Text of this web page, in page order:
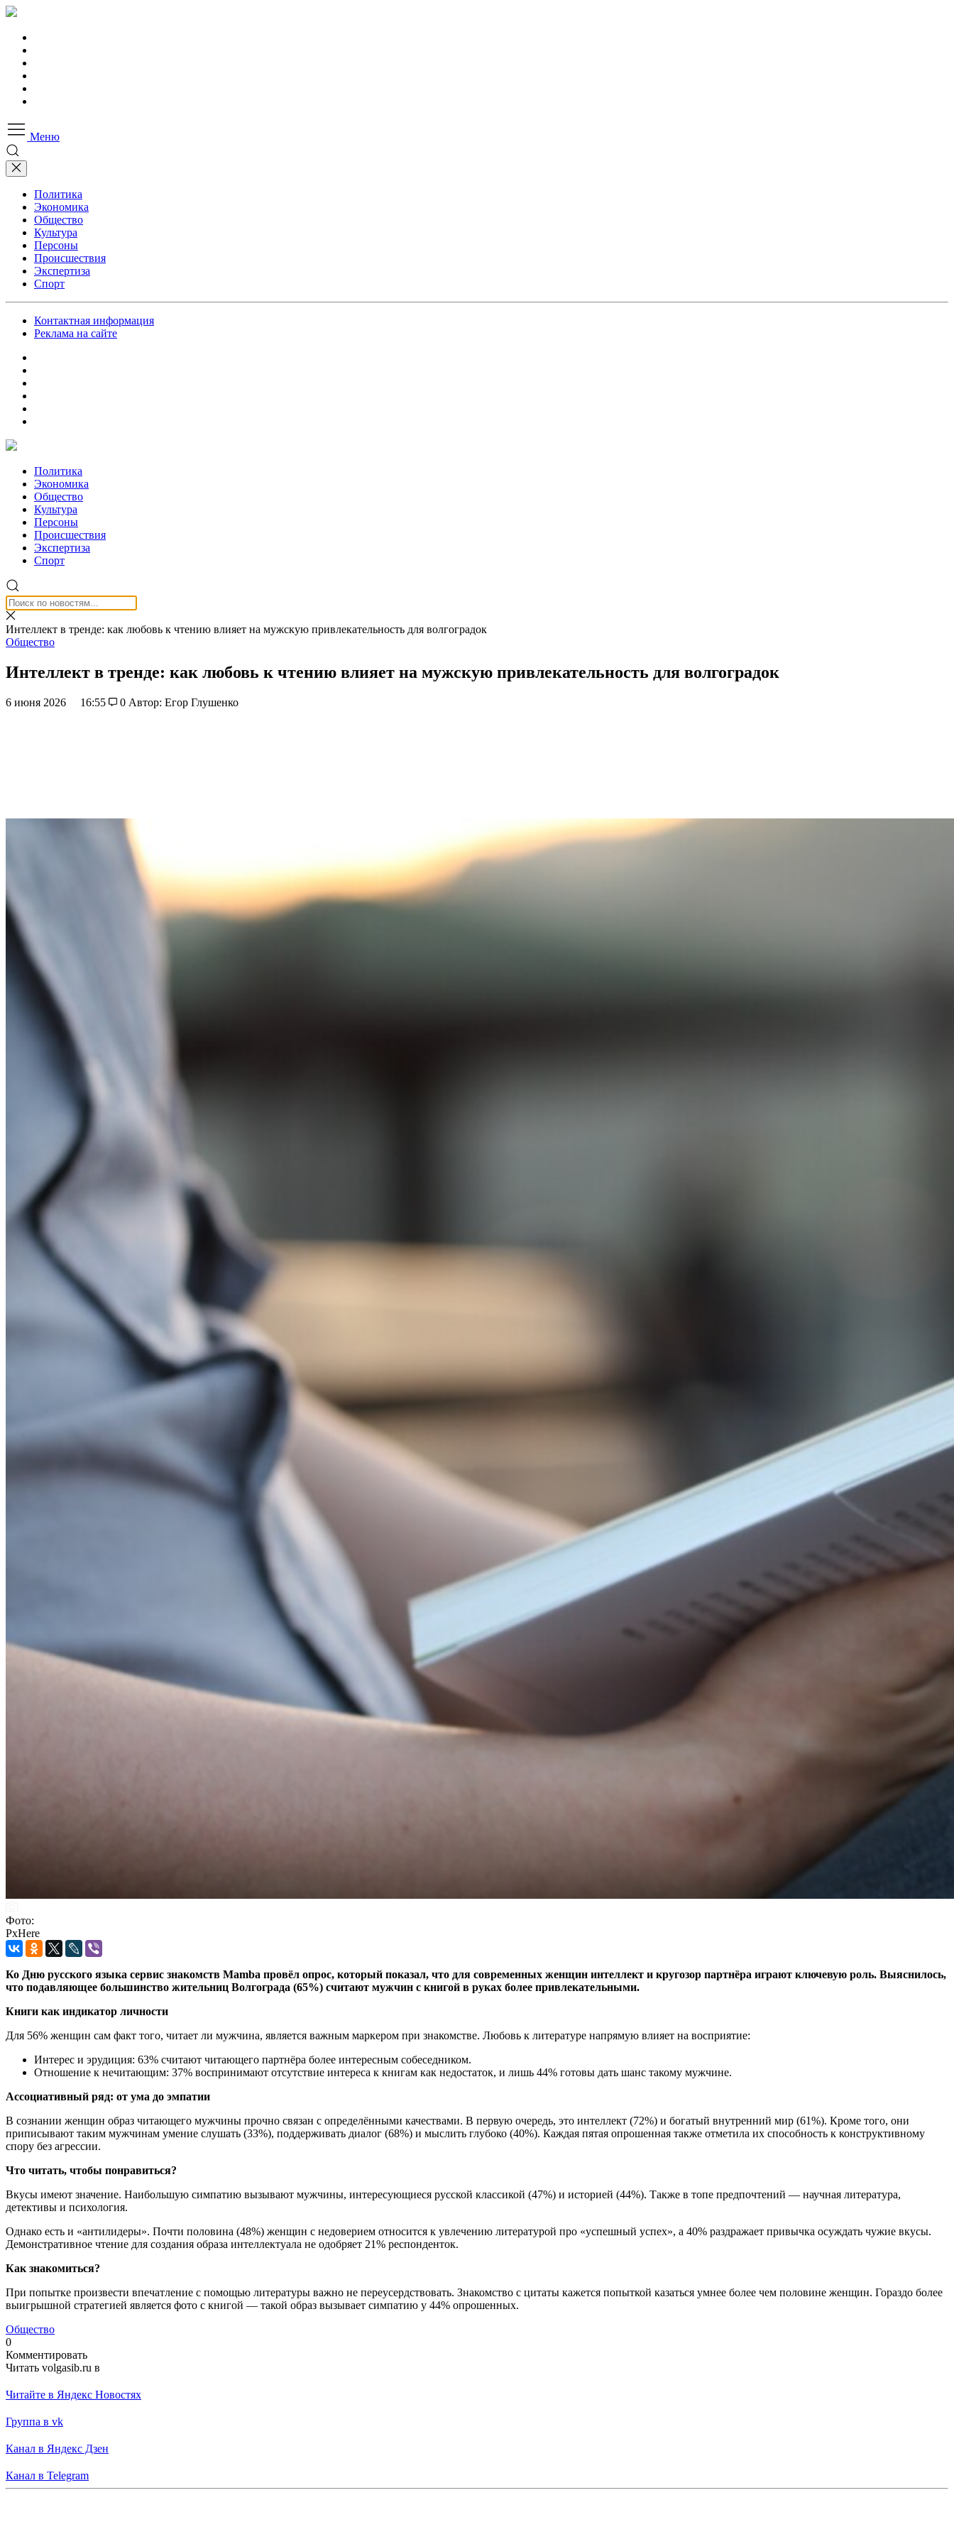
Меню
Политика
Экономика
Общество
Культура
Персоны
Происшествия
Экспертиза
Спорт
Контактная информация
Реклама на сайте
Политика
Экономика
Общество
Культура
Персоны
Происшествия
Экспертиза
Спорт
Интеллект в тренде: как любовь к чтению влияет на мужскую привлекательность для волгоградок
Общество
Интеллект в тренде: как любовь к чтению влияет на мужскую привлекательность для волгоградок
6 июня 2026 16:55 0 Автор: Егор Глушенко
Фото:
PxHere
Ко Дню русского языка сервис знакомств Mamba провёл опрос, который показал, что для современных женщин интеллект и кругозор партнёра играют ключевую роль. Выяснилось,
что подавляющее большинство жительниц Волгограда (65%) считают мужчин с книгой в руках более привлекательными.
Книги как индикатор личности
Для 56% женщин сам факт того, читает ли мужчина, является важным маркером при знакомстве. Любовь к литературе напрямую влияет на восприятие:
Интерес и эрудиция: 63% считают читающего партнёра более интересным собеседником.
Отношение к нечитающим: 37% воспринимают отсутствие интереса к книгам как недостаток, и лишь 44% готовы дать шанс такому мужчине.
Ассоциативный ряд: от ума до эмпатии
В сознании женщин образ читающего мужчины прочно связан с определёнными качествами. В первую очередь, это интеллект (72%) и богатый внутренний мир (61%). Кроме того, они
приписывают таким мужчинам умение слушать (33%), поддерживать диалог (68%) и мыслить глубоко (40%). Каждая пятая опрошенная также отметила их способность к конструктивному
спору без агрессии.
Что читать, чтобы понравиться?
Вкусы имеют значение. Наибольшую симпатию вызывают мужчины, интересующиеся русской классикой (47%) и историей (44%). Также в топе предпочтений — научная литература,
детективы и психология.
Однако есть и «антилидеры». Почти половина (48%) женщин с недоверием относится к увлечению литературой про «успешный успех», а 40% раздражает привычка осуждать чужие вкусы.
Демонстративное чтение для создания образа интеллектуала не одобряет 21% респонденток.
Как знакомиться?
При попытке произвести впечатление с помощью литературы важно не переусердствовать. Знакомство с цитаты кажется попыткой казаться умнее более чем половине женщин. Гораздо более
выигрышной стратегией является фото с книгой — такой образ вызывает симпатию у 44% опрошенных.
Общество
0
Комментировать
Читать volgasib.ru в
Читайте в Яндекс Новостях
Группа в vk
Канал в Яндекс Дзен
Канал в Telegram